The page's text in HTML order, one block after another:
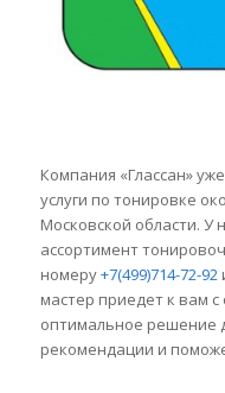
Компания «Глассан»
услуги по тонировке
Московской области.
ассортимент
номеру+7(499)714-72-92
мастер приедет к вам
оптимальное решение
рекомендации и